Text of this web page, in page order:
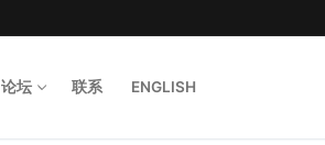
论坛 联系 ENGLISH